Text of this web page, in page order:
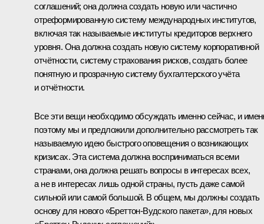
соглашений; она должна создать новую или частично
отреформированную систему международных институтов,
включая так называемые институты кредиторов верхнего
уровня. Она должна создать новую систему корпоративной
отчётности, систему страхования рисков, создать более
понятную и прозрачную систему бухгалтерского учёта
и отчётности.
Все эти вещи необходимо обсуждать именно сейчас, и
поэтому мы и предложили дополнительно рассмотреть так
называемую идею быстрого оповещения о возникающих
кризисах. Эта система должна восприниматься всеми
странами, она должна решать вопросы в интересах всех,
а не в интересах лишь одной страны, пусть даже самой
сильной или самой большой. В общем, мы должны создать
основу для нового «Бреттон-Вудского пакета», для новых